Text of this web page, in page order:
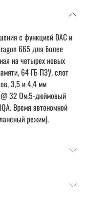
с функцией DAC и
665 для более
на четырех новых
64 ГБ ПЗУ, слот
3,5 и 4,4 мм
32 Ом.5-дюймовый
Время автономной
режим).